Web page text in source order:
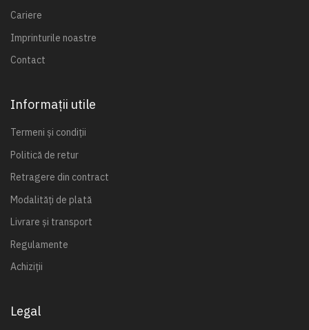
Cariere
Imprinturile noastre
Contact
Informații utile
Termeni și condiții
Politică de retur
Retragere din contract
Modalități de plată
Livrare și transport
Regulamente
Achiziții
Legal